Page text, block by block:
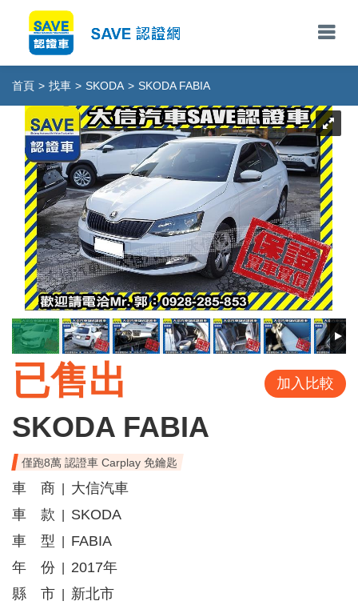
首頁 > 找車 > SKODA > SKODA FABIA
已售出 加入比較
SKODA FABIA
僅跑8萬 認證車 Carplay 免鑰匙
車 商
大信汽車
車 款
SKODA
車 型
FABIA
年 份
2017年
縣 市
新北市